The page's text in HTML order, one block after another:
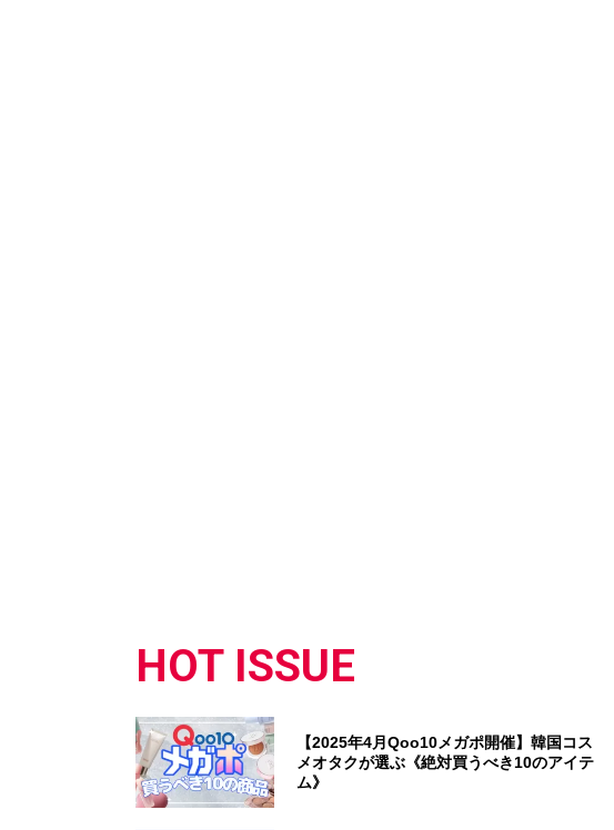
HOT ISSUE
【2025年4月Qoo10メガポ開催】韓国コス
メオタクが選ぶ《絶対買うべき10のアイテ
ム》